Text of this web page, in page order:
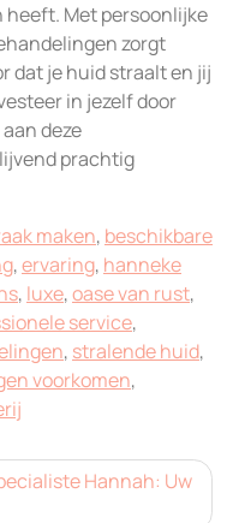
heeft. Met persoonlijke
zorgt
dat je huid straalt en jij
in jezelf door
deze
prachtig
maken, beschikbare
,ervaring, hanneke
, luxe,oase van rust,
service,
, stralende huid,
voorkomen,
Hannah: Uw